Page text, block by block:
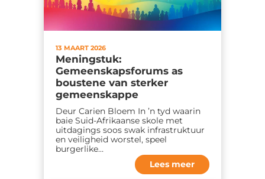
13 MAART 2026
Meningstuk:
Gemeenskapsforums as
boustene van sterker
gemeenskappe
Deur Carien Bloem In ’n tyd waarin
baie Suid-Afrikaanse skole met
uitdagings soos swak infrastruktuur
en veiligheid worstel, speel
burgerlike…
Lees meer